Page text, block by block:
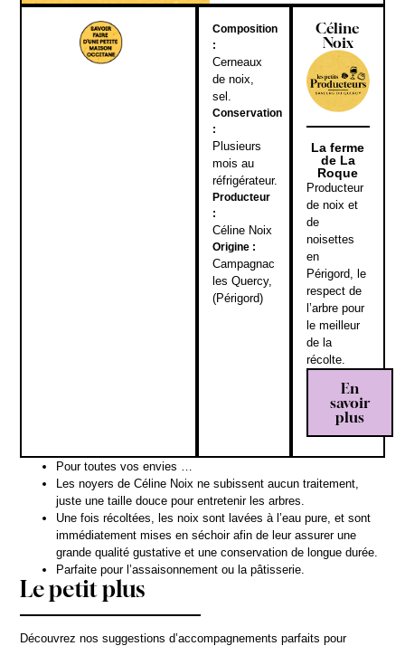
Composition
:
Cerneaux
de noix,
sel.
Conservation
:
Plusieurs
mois au
réfrigérateur.
Producteur
:
Céline Noix
Origine :
Campagnac
les Quercy,
(Périgord)
Céline
Noix
La ferme
de La
Roque
Producteur
de noix et
de
noisettes
en
Périgord, le
respect de
l’arbre pour
le meilleur
de la
récolte.
En
savoir
plus
Pour toutes vos envies …
Les noyers de Céline Noix ne subissent aucun traitement,
juste une taille douce pour entretenir les arbres.
Une fois récoltées, les noix sont lavées à l’eau pure, et sont
immédiatement mises en séchoir afin de leur assurer une
grande qualité gustative et une conservation de longue durée.
Parfaite pour l’assaisonnement ou la pâtisserie.
Le petit plus
Découvrez nos suggestions d’accompagnements parfaits pour